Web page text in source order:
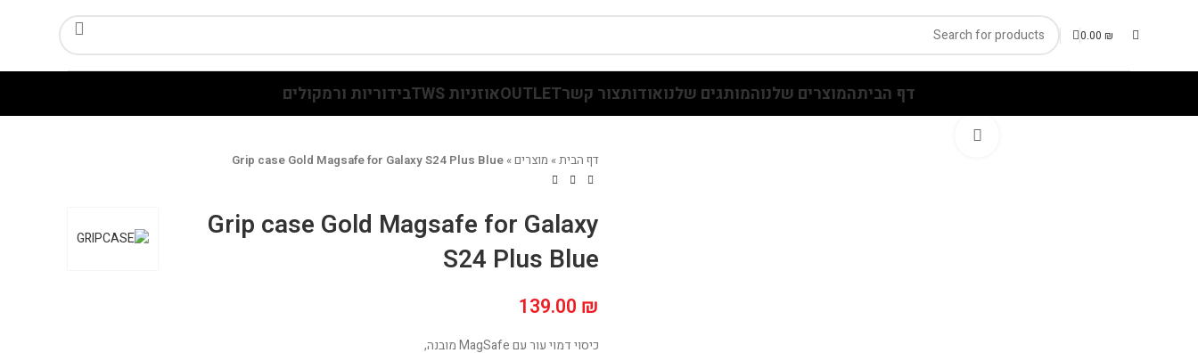
0.00 ₪
דף הביתהמוצרים שלנוהמותגים שלנואודותצור קשרOUTLETאוזניות TWS בידוריות ורמקולים
דף הבית» מוצרים»
Grip case Gold Magsafe for Galaxy S24 Plus Blue
Grip case Gold Magsafe for Galaxy
S24 Plus Blue
139.00 ₪
כיסוי דמוי עור עם MagSafe מובנה,